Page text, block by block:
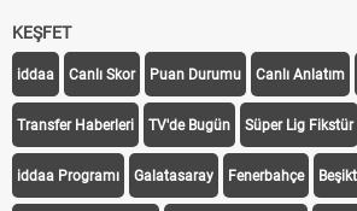
KEŞFET
iddaa Canlı Skor Puan Durumu Canlı Anlatım
Transfer Haberleri TV'de Bugün Süper Lig Fikstür
iddaa Programı Galatasaray Fenerbahçe